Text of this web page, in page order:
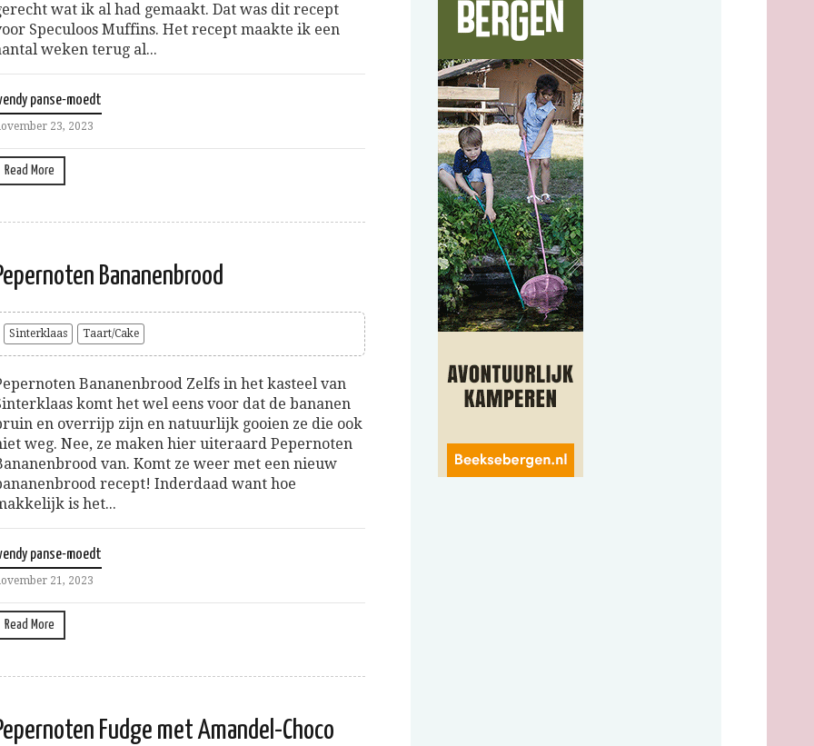
wat ik al had gemaakt. Dat was dit recept
Speculoos Muffins. Het recept maakte ik een
weken terug al...
panse-moedt
23, 2023
Read More
Bananenbrood
Sinterklaas Taart/Cake
Bananenbrood Zelfs in het kasteel van
komt het wel eens voor dat de bananen
en overrijp zijn en natuurlijk gooien ze die ook
weg. Nee, ze maken hier uiteraard Pepernoten
van. Komt ze weer met een nieuw
recept! Inderdaad want hoe
is het...
panse-moedt
21, 2023
Read More
Fudge met Amandel-Choco